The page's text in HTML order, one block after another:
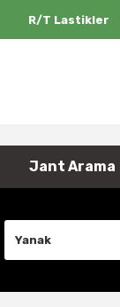
R/T Lastikler
Jant Arama